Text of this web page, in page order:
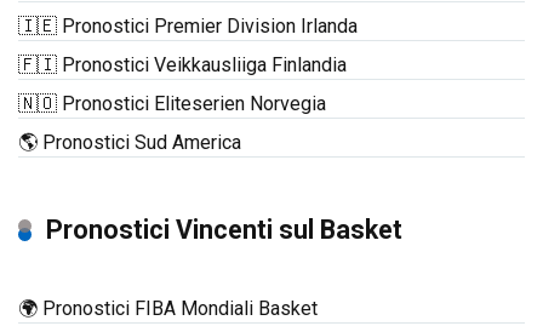
🇮🇪 Pronostici Premier Division Irlanda
🇫🇮 Pronostici Veikkausliiga Finlandia
🇳🇴 Pronostici Eliteserien Norvegia
🌎 Pronostici Sud America
Pronostici Vincenti sul Basket
🌍 Pronostici FIBA Mondiali Basket